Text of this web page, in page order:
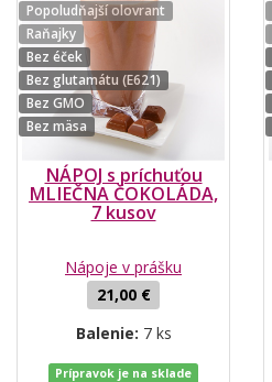
Popoludňajší olovrant
Raňajky
Bez éček
Bez glutamátu (E621)
Bez GMO
Bez mäsa
NÁPOJ s príchuťou
MLIEČNA ČOKOLÁDA,
7 kusov
Nápoje v prášku
21,00 €
Balenie: 7 ks
Prípravok je na sklade